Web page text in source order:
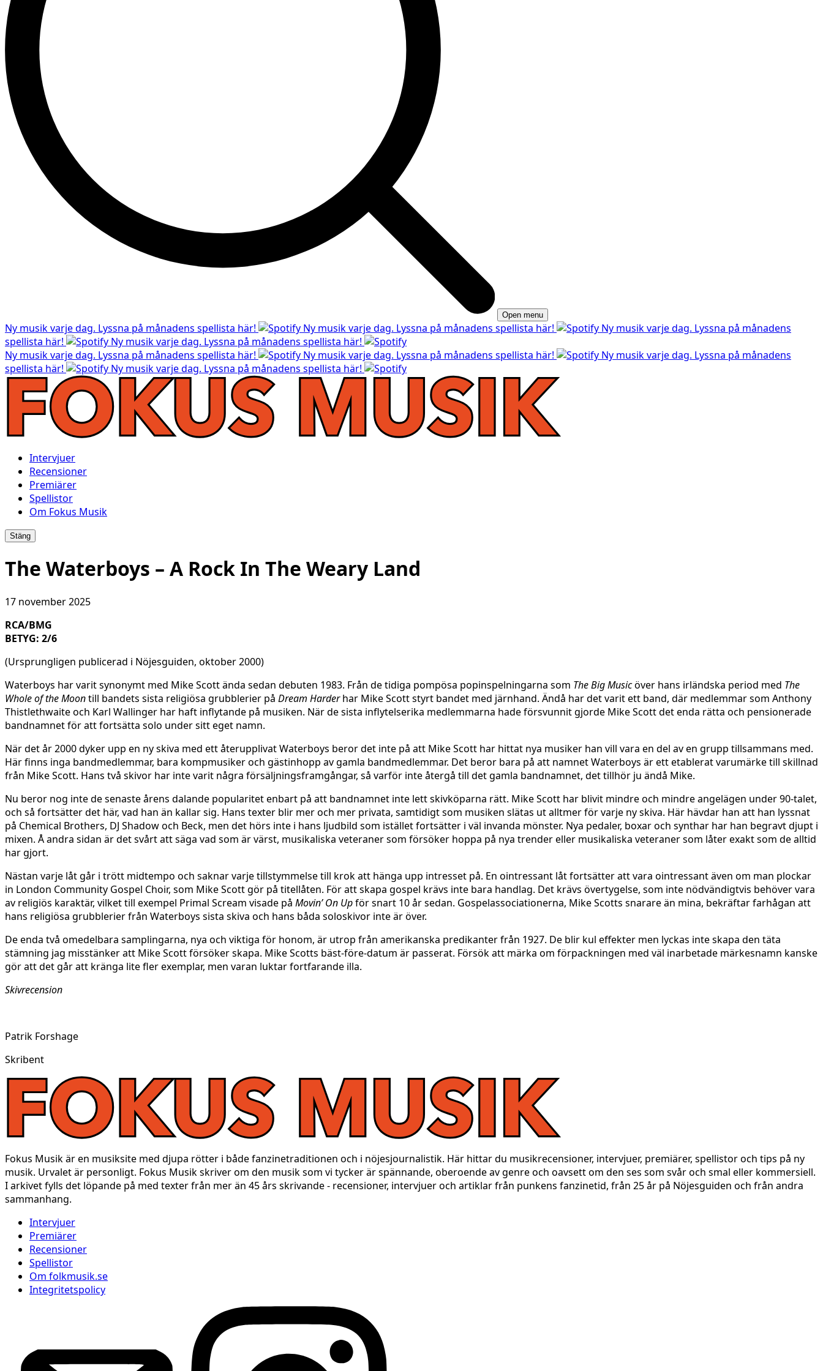
Open menu
Ny musik varje dag. Lyssna på månadens spellista här! Ny musik varje dag. Lyssna på månadens spellista här!
Ny musik varje dag. Lyssna på månadens
spellista här!
Ny musik varje dag. Lyssna på månadens spellista här!
Ny musik varje dag. Lyssna på månadens spellista här!
Ny musik varje dag. Lyssna på månadens spellista här!
Ny musik varje dag. Lyssna på månadens
spellista här!
Ny musik varje dag. Lyssna på månadens spellista här!
Intervjuer
Recensioner
Premiärer
Spellistor
Om Fokus Musik
Stäng
The Waterboys – A Rock In The Weary Land
17 november 2025
RCA/BMG
BETYG: 2/6
(Ursprungligen publicerad i Nöjesguiden, oktober 2000)
Waterboys har varit synonymt med Mike Scott ända sedan debuten 1983. Från de tidiga pompösa popinspelningarna som The Big Musicöver hans irländska period med The
Whole of the Moontill bandets sista religiösa grubblerier på Dream Harderhar Mike Scott styrt bandet med järnhand. Ändå har det varit ett band, där medlemmar som Anthony
Thistlethwaite och Karl Wallinger har haft inflytande på musiken. När de sista inflytelserika medlemmarna hade försvunnit gjorde Mike Scott det enda rätta och pensionerade
bandnamnet för att fortsätta solo under sitt eget namn.
När det år 2000 dyker upp en ny skiva med ett återupplivat Waterboys beror det inte på att Mike Scott har hittat nya musiker han vill vara en del av en grupp tillsammans med.
Här finns inga bandmedlemmar, bara kompmusiker och gästinhopp av gamla bandmedlemmar. Det beror bara på att namnet Waterboys är ett etablerat varumärke till skillnad
från Mike Scott. Hans två skivor har inte varit några försäljningsframgångar, så varför inte återgå till det gamla bandnamnet, det tillhör ju ändå Mike.
Nu beror nog inte de senaste årens dalande popularitet enbart på att bandnamnet inte lett skivköparna rätt. Mike Scott har blivit mindre och mindre angelägen under 90-talet,
och så fortsätter det här, vad han än kallar sig. Hans texter blir mer och mer privata, samtidigt som musiken slätas ut alltmer för varje ny skiva. Här hävdar han att han lyssnat
på Chemical Brothers, DJ Shadow och Beck, men det hörs inte i hans ljudbild som istället fortsätter i väl invanda mönster. Nya pedaler, boxar och synthar har han begravt djupt i
mixen. Å andra sidan är det svårt att säga vad som är värst, musikaliska veteraner som försöker hoppa på nya trender eller musikaliska veteraner som låter exakt som de alltid
har gjort.
Nästan varje låt går i trött midtempo och saknar varje tillstymmelse till krok att hänga upp intresset på. En ointressant låt fortsätter att vara ointressant även om man plockar
in London Community Gospel Choir, som Mike Scott gör på titellåten. För att skapa gospel krävs inte bara handlag. Det krävs övertygelse, som inte nödvändigtvis behöver vara
av religiös karaktär, vilket till exempel Primal Scream visade på Movin’ On Upför snart 10 år sedan. Gospelassociationerna, Mike Scotts snarare än mina, bekräftar farhågan att
hans religiösa grubblerier från Waterboys sista skiva och hans båda soloskivor inte är över.
De enda två omedelbara samplingarna, nya och viktiga för honom, är utrop från amerikanska predikanter från 1927. De blir kul effekter men lyckas inte skapa den täta
stämning jag misstänker att Mike Scott försöker skapa. Mike Scotts bäst-före-datum är passerat. Försök att märka om förpackningen med väl inarbetade märkesnamn kanske
gör att det går att kränga lite fler exemplar, men varan luktar fortfarande illa.
Skivrecension
Patrik Forshage
Skribent
Fokus Musik är en musiksite med djupa rötter i både fanzinetraditionen och i nöjesjournalistik. Här hittar du musikrecensioner, intervjuer, premiärer, spellistor och tips på ny
musik. Urvalet är personligt. Fokus Musik skriver om den musik som vi tycker är spännande, oberoende av genre och oavsett om den ses som svår och smal eller kommersiell.
I arkivet fylls det löpande på med texter från mer än 45 års skrivande - recensioner, intervjuer och artiklar från punkens fanzinetid, från 25 år på Nöjesguiden och från andra
sammanhang.
Intervjuer
Premiärer
Recensioner
Spellistor
Om folkmusik.se
Integritetspolicy